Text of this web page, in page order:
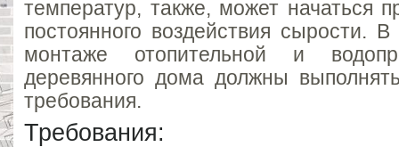
температур, также, может начаться
постоянного воздействия сырости.
монтаже отопительной и
деревянного дома должны
требования.
Требования: